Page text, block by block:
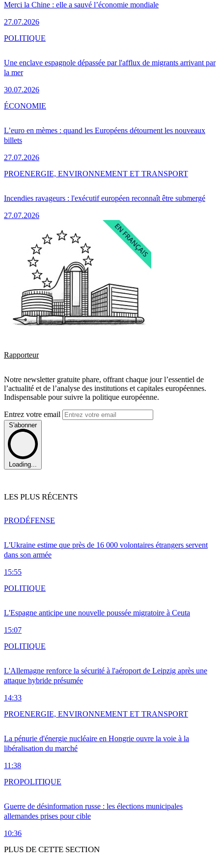
Merci la Chine : elle a sauvé l’économie mondiale
27.07.2026
Une enclave espagnole dépassée par l'afflux de migrants arrivant par
la mer
30.07.2026
POLITIQUE
L’euro en mèmes : quand les Européens détournent les nouveaux
billets
27.07.2026
ÉCONOMIE
Incendies ravageurs : l'exécutif européen reconnaît être submergé
27.07.2026
PROENERGIE, ENVIRONNEMENT ET TRANSPORT
Rapporteur
Notre newsletter gratuite phare, offrant chaque jour l’essentiel de
l’actualité et de l’analyse des institutions et capitales européennes.
Indispensable pour suivre la politique européenne.
Entrez votre email
S'abonner
Loading...
LES PLUS RÉCENTS
L'Ukraine estime que près de 16 000 volontaires étrangers servent
dans son armée
15:55
PRODÉFENSE
L'Espagne anticipe une nouvelle poussée migratoire à Ceuta
15:07
POLITIQUE
L'Allemagne renforce la sécurité à l'aéroport de Leipzig après une
attaque hybride présumée
14:33
POLITIQUE
La pénurie d'énergie nucléaire en Hongrie ouvre la voie à la
libéralisation du marché
11:38
PROENERGIE, ENVIRONNEMENT ET TRANSPORT
Guerre de désinformation russe : les élections municipales
allemandes prises pour cible
10:36
PROPOLITIQUE
PLUS DE CETTE SECTION